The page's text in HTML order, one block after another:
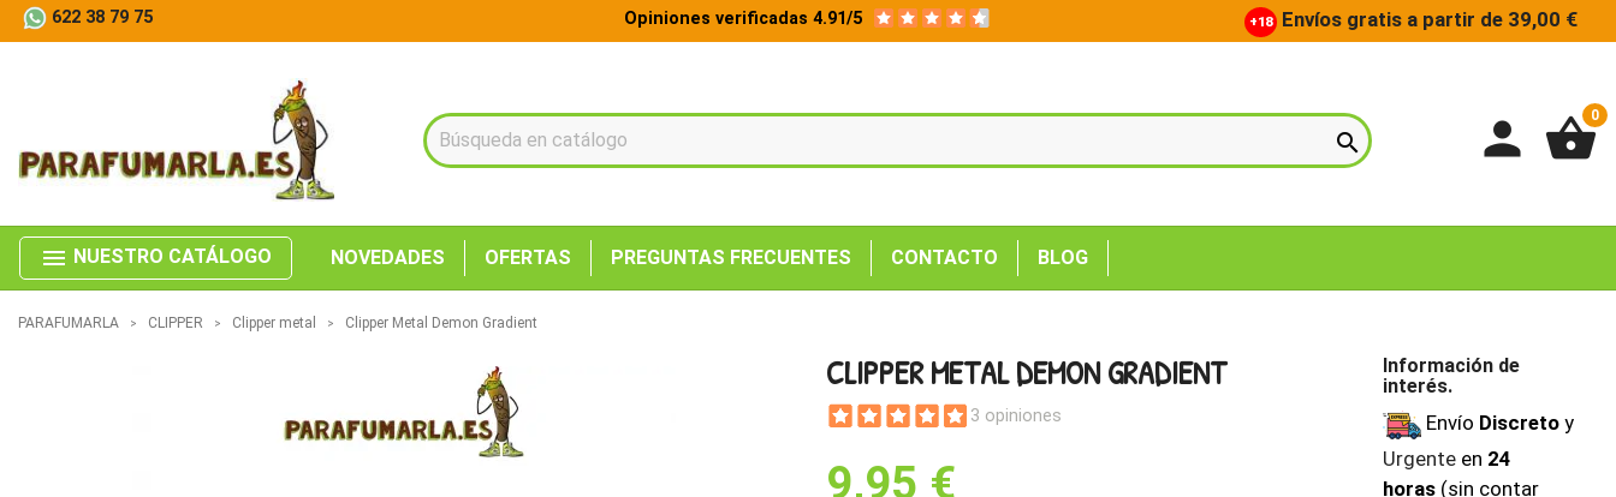
622 38 79 75 Opiniones verificadas 4.91/5 +18 Envíos gratis a partir de 39,00 €
 person shopping_basket
0
menu NUESTRO CATÁLOGO NOVEDADES OFERTAS PREGUNTAS FRECUENTES CONTACTO BLOG
PARAFUMARLA CLIPPER Clipper metal Clipper Metal Demon Gradient
CLIPPER METAL DEMON GRADIENT
3 opiniones
9,95 €
Información de
interés.
Envío Discretoy
Urgenteen 24
horas(sin contar